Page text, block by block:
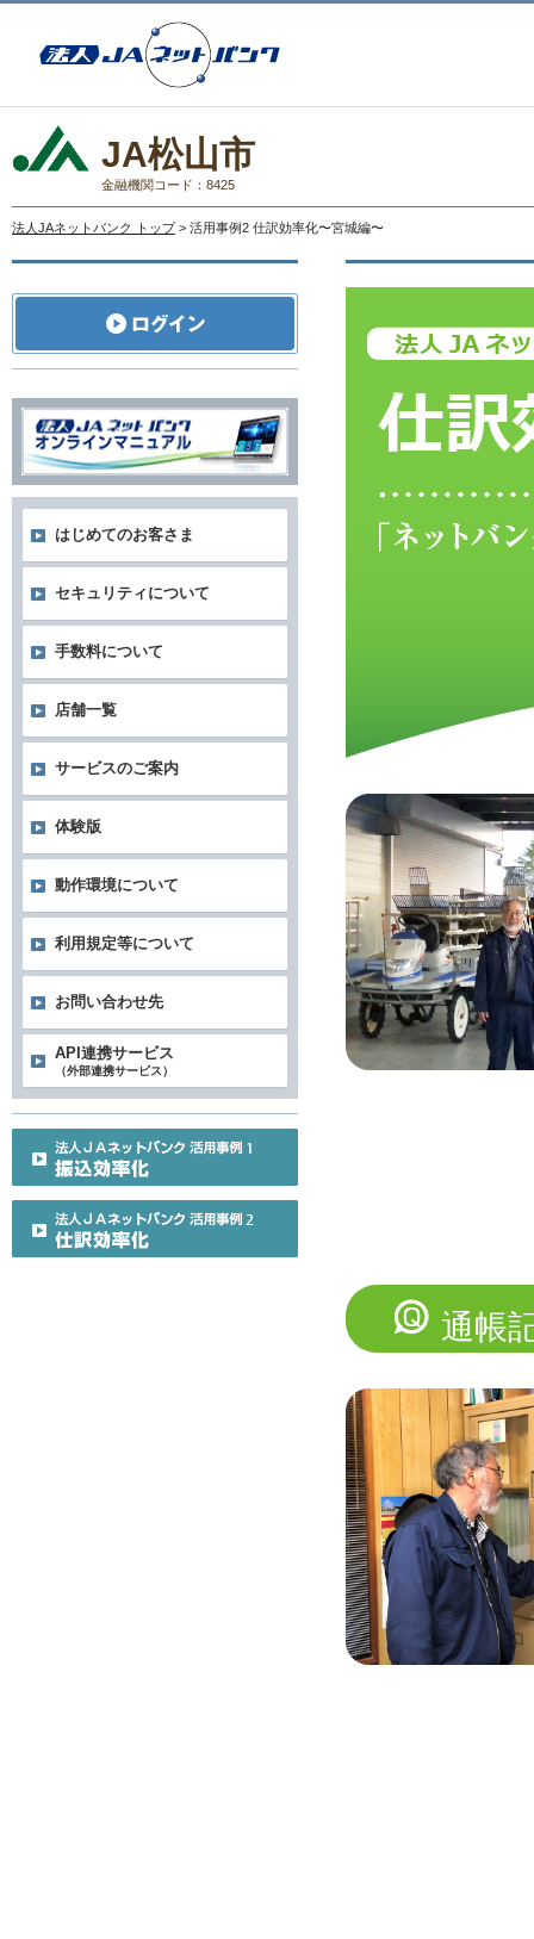
JA松山市
金融機関コード：8425
法人JAネットバンク トップ > 活用事例2 仕訳効率化〜宮城編〜
通帳
はじめてのお客さま
セキュリティについて
手数料について
店舗一覧
サービスのご案内
体験版
動作環境について
利用規定等について
お問い合わせ先
API連携サービス
（外部連携サービス）